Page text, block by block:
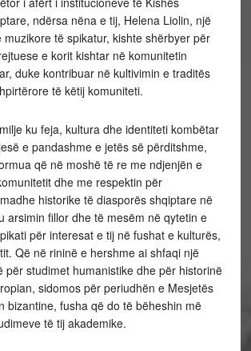
ndërsa nëna e tij, Helena Liolin, një
të spikatur, kishte shërbyer për
e korit kishtar në komunitetin
duke kontribuar në kultivimin e traditës
të këtij komuniteti.
ku feja, kultura dhe identiteti kombëtar
e pandashme e jetës së përditshme,
që në moshë të re me ndjenjën e
dhe me respektin për
historike të diasporës shqiptare në
arsimin fillor dhe të mesëm në qytetin e
për interesat e tij në fushat e kulturës,
Që në rininë e hershme ai shfaqi një
për studimet humanistike dhe për historinë
sidomos për periudhën e Mesjetës
bizantine, fusha që do të bëheshin më
të tij akademike.